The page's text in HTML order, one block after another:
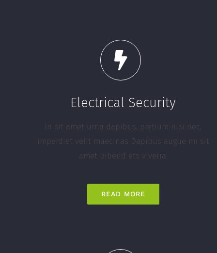
Electrical Security
In sit amet urna dapibus, pretium nisi nec,
imperdiet velit maecinas Dapibus augue mi sit
amet bibend ets viverra.
READ MORE